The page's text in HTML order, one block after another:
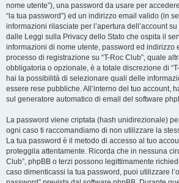
nome utente”), una password da usare per
“la tua password”) ed un indirizzo email valido (in
informazioni rilasciate per l’apertura dell’account su
dalle Leggi sulla Privacy dello Stato che ospita il
informazioni di nome utente, password ed indirizzo
processo di registrazione su “T-Roc Club”, quale
obbligatoria o opzionale, è a totale discrezione di
hai la possibilità di selezionare quali delle
essere rese pubbliche. All’interno del tuo account,
sul generatore automatico di email del software
La password viene criptata (hash unidirezionale)
ogni caso ti raccomandiamo di non utilizzare la
La tua password è il metodo di accesso al tuo
proteggila attentamente. Ricorda che in nessuna
Club”, phpBB o terzi possono legittimamente
caso dimenticassi la tua password, puoi utilizzare